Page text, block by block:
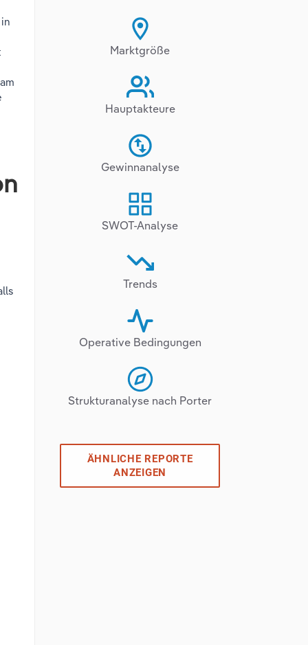
Marktgröße
Hauptakteure
Gewinnanalyse
SWOT-Analyse
Trends
Operative Bedingungen
Strukturanalyse nach Porter
ÄHNLICHE REPORTE
ANZEIGEN